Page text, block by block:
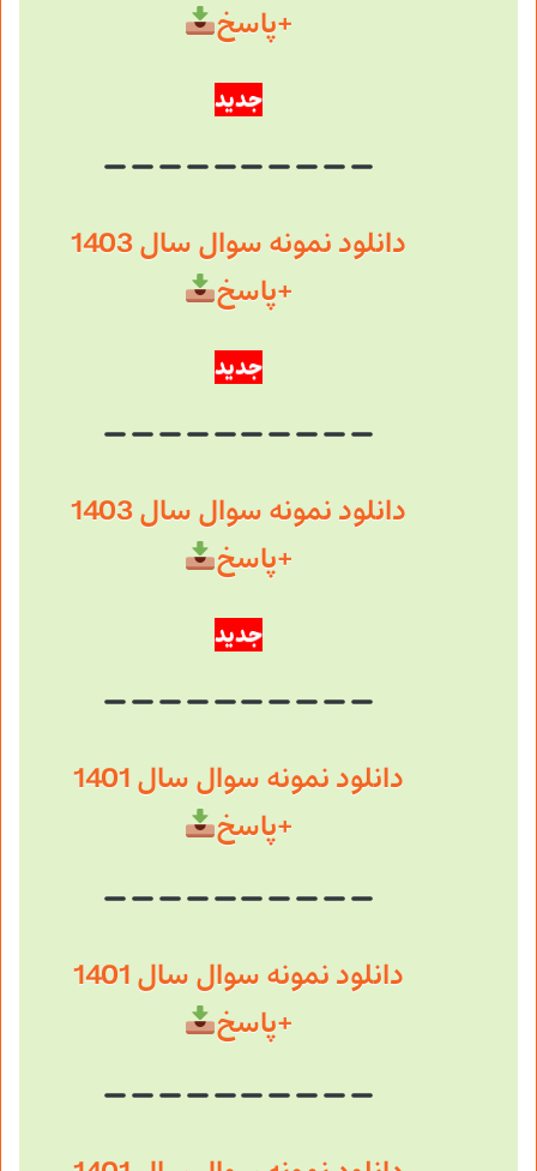
+پاسخ
جدید
دانلود نمونه سوال سال 1403
+پاسخ
جدید
دانلود نمونه سوال سال 1403
+پاسخ
جدید
دانلود نمونه سوال سال 1401
+پاسخ
دانلود نمونه سوال سال 1401
+پاسخ